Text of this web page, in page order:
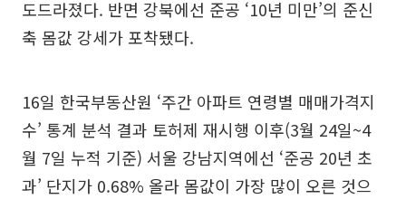
도드라졌다. 반면 강북에선 준공 ‘10년 미만’의 준신
축 몸값 강세가 포착됐다.
16일 한국부동산원 ‘주간 아파트 연령별 매매가격지
수’ 통계 분석 결과 토허제 재시행 이후(3월 24일~4
월 7일 누적 기준) 서울 강남지역에선 ‘준공 20년 초
과’ 단지가 0.68% 올라 몸값이 가장 많이 오른 것으